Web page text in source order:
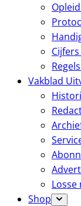
Vakblad
Shop